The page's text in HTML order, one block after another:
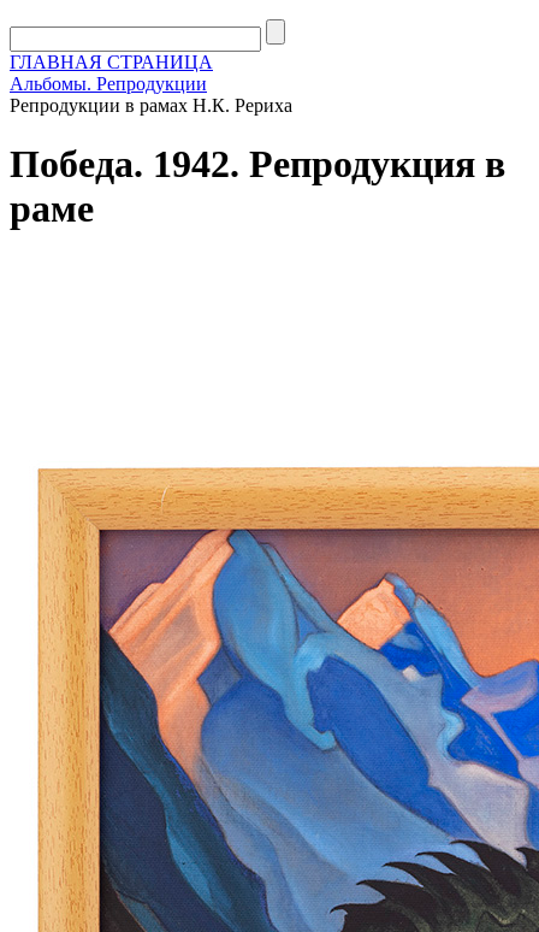
ГЛАВНАЯ СТРАНИЦА
Альбомы. Репродукции
Репродукции в рамах Н.К. Рериха
Победа. 1942. Репродукция в
раме